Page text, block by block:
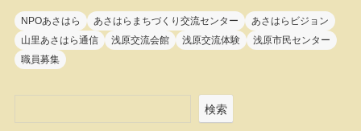
NPOあさはら あさはらまちづくり交流センター
あさはらビジョン
山里あさはら通信
浅原交流会館 浅原交流体験
浅原市民センター
職員募集
検索